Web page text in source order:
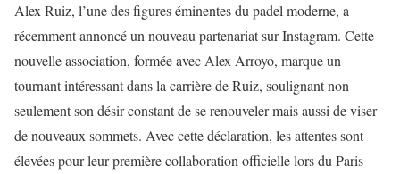
Alex Ruiz, l’une des figures éminentes du padel moderne, a
récemment annoncé un nouveau partenariat sur Instagram. Cette
nouvelle association, formée avec Alex Arroyo, marque un
tournant intéressant dans la carrière de Ruiz, soulignant non
seulement son désir constant de se renouveler mais aussi de viser
de nouveaux sommets. Avec cette déclaration, les attentes sont
élevées pour leur première collaboration officielle lors du Paris